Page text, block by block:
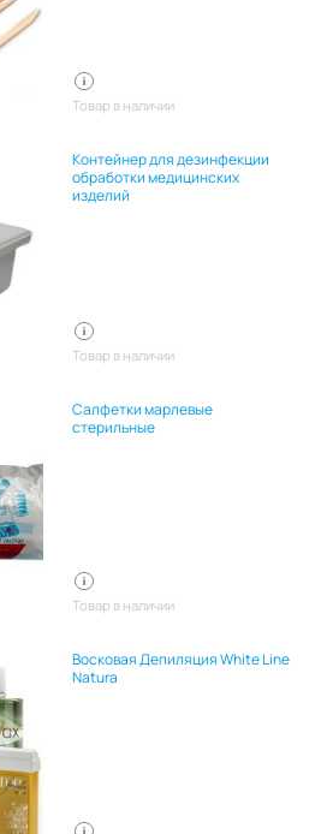
Товар в наличии
Контейнер для дезинфекции
обработки медицинских
изделий
Товар в наличии
Салфетки марлевые
стерильные
Товар в наличии
Восковая Депиляция White Line
Natura